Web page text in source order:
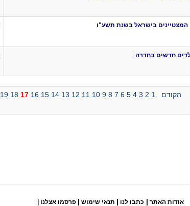
המצטיינים בישראל בשנת תשע"ו
חדשים בחדרה
הקודם 1
2
3
4
5
6
7
8
9
10
11
12
13
14
15
16
17
18
19
אודות האתר | כתבו לנו | תנאי שימוש | פרסמו אצלנו